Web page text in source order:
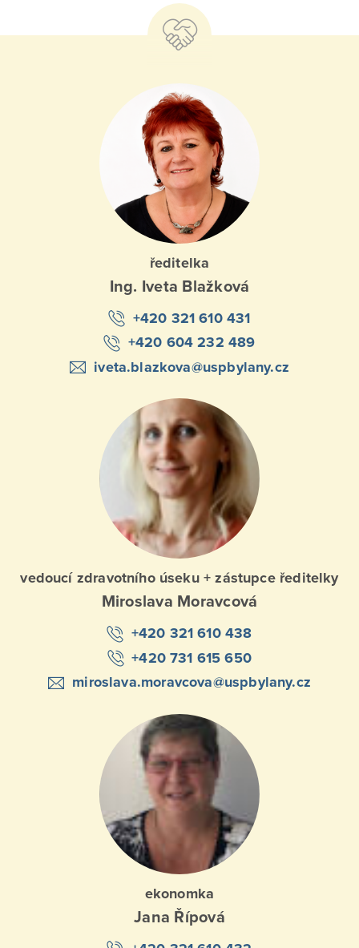
ředitelka
Ing. Iveta Blažková
+420 321 610 431
+420 604 232 489
iveta.blazkova@uspbylany.cz
vedoucí zdravotního úseku + zástupce ředitelky
Miroslava Moravcová
+420 321 610 438
+420 731 615 650
miroslava.moravcova@uspbylany.cz
ekonomka
Jana Řípová